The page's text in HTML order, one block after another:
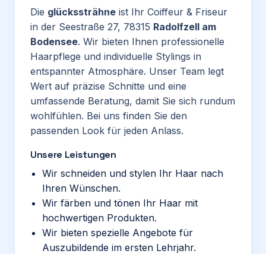
Die glückssträhne ist Ihr Coiffeur & Friseur
in der Seestraße 27, 78315 Radolfzell am
Bodensee. Wir bieten Ihnen professionelle
Haarpflege und individuelle Stylings in
entspannter Atmosphäre. Unser Team legt
Wert auf präzise Schnitte und eine
umfassende Beratung, damit Sie sich rundum
wohlfühlen. Bei uns finden Sie den
passenden Look für jeden Anlass.
Unsere Leistungen
Wir schneiden und stylen Ihr Haar nach
Ihren Wünschen.
Wir färben und tönen Ihr Haar mit
hochwertigen Produkten.
Wir bieten spezielle Angebote für
Auszubildende im ersten Lehrjahr.